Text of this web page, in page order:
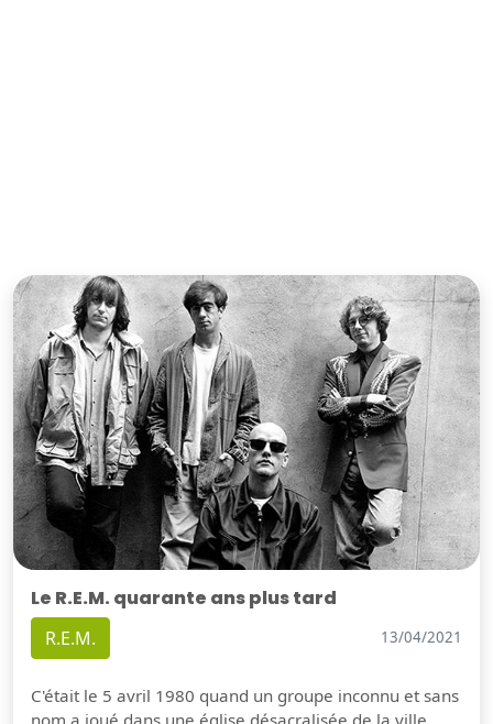
Le R.E.M. quarante ans plus tard
R.E.M. 13/04/2021
C'était le 5 avril 1980 quand un groupe inconnu et sans
nom a joué dans une église désacralisée de la ville